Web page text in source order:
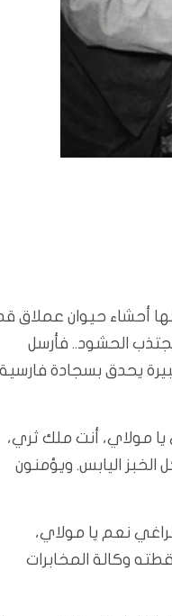
أحشاء حيوان عملاق
الحشود.. فأرسل
يحدق بسجادة فارسية
مولاي، أنت ملك ثري،
اليابس. ويؤمنون
نعم يا مولاي،
وكالة المخابرات